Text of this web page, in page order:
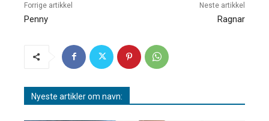
Forrige artikkel
Penny
Neste artikkel
Ragnar
Nyeste artikler om navn: